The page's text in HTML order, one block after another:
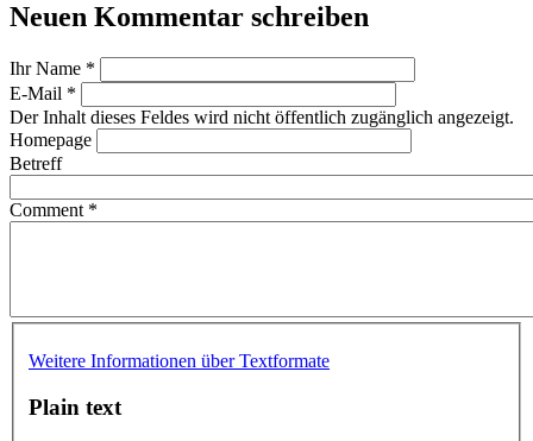
Neuen Kommentar schreiben
Ihr Name *
E-Mail *
Der Inhalt dieses Feldes wird nicht öffentlich zugänglich angezeigt.
Homepage
Betreff
Comment *
Weitere Informationen über Textformate
Plain text